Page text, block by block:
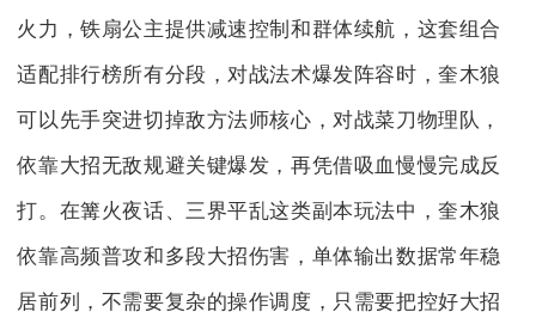
火力，铁扇公主提供减速控制和群体续航，这套组合
适配排行榜所有分段，对战法术爆发阵容时，奎木狼
可以先手突进切掉敌方法师核心，对战菜刀物理队，
依靠大招无敌规避关键爆发，再凭借吸血慢慢完成反
打。在篝火夜话、三界平乱这类副本玩法中，奎木狼
依靠高频普攻和多段大招伤害，单体输出数据常年稳
居前列，不需要复杂的操作调度，只需要把控好大招